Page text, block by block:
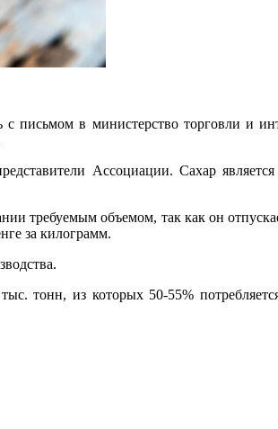
письмом в министерство торговли и
Ассоциации. Сахар
требуемым объемом, так как он
за килограмм.
тонн, из которых 50-55%